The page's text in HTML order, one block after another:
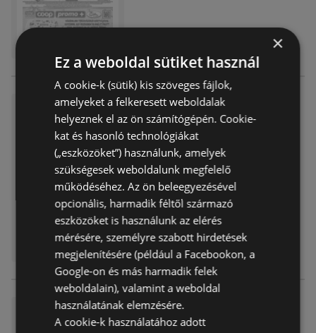
Coop újság érvényessége 20
25.12.21-igg
Akciós újság már nem érvényes
Lejárat dátuma: 2025.12.21
Távolság: 2,66 km
Coop újság érvényessége 20
25.09.03-ig
×
Ez a weboldal sütiket használ
A cookie-k (sütik) kis szöveges fájlok,
amelyeket a felkeresett weboldalak
helyeznek el az ön számítógépén. Cookie-
kat és hasonló technológiákat
(„eszközöket”) használunk, amelyek
szükségesek weboldalunk megfelelő
működéséhez. Az ön beleegyezésével
opcionális, harmadik féltől származó
eszközöket is használunk az elérés
mérésére, személyre szabott hirdetések
megjelenítésére (például a Facebookon, a
Google-on és más harmadik felek
weboldalain), valamint a weboldal
használatának elemzésére.
A cookie-k használatához adott